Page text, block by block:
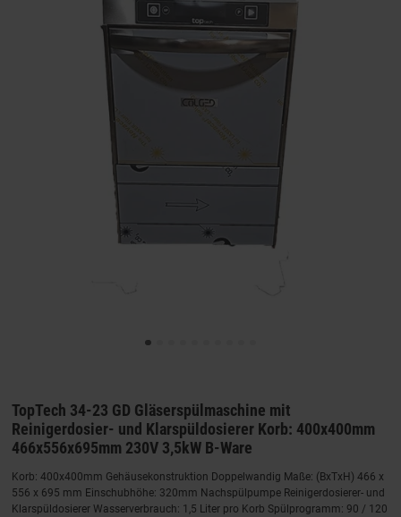
TopTech 34-23 GD Gläserspülmaschine mit
Reinigerdosier- und Klarspüldosierer Korb: 400x400mm
466x556x695mm 230V 3,5kW B-Ware
Korb: 400x400mm Gehäusekonstruktion Doppelwandig Maße: (BxTxH) 466 x
556 x 695 mm Einschubhöhe: 320mm Nachspülpumpe Reinigerdosierer- und
Klarspüldosierer Wasserverbrauch: 1,5 Liter pro Korb Spülprogramm: 90 / 120